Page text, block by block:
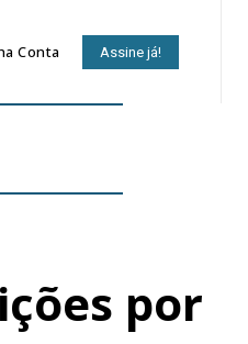
Conta Assine já!
por